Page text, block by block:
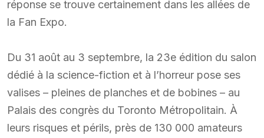
réponse se trouve certainement dans les allées de
la Fan Expo.
Du 31 août au 3 septembre, la 23e édition du salon
dédié à la science-fiction et à l’horreur pose ses
valises – pleines de planches et de bobines – au
Palais des congrès du Toronto Métropolitain. À
leurs risques et périls, près de 130 000 amateurs